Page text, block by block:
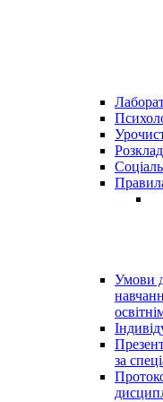
Розклад
Умови
за